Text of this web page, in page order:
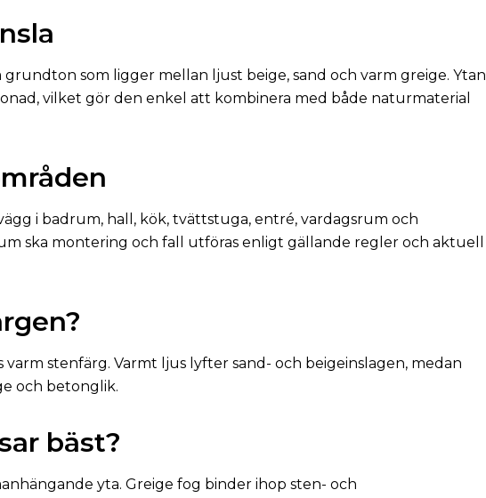
som ligger mellan ljust beige, sand och varm greige. Ytan
vilket gör den enkel att kombinera med både naturmaterial
i badrum, hall, kök, tvättstuga, entré, vardagsrum och
ska montering och fall utföras enligt gällande regler och aktuell
stenfärg. Varmt ljus lyfter sand- och beigeinslagen, medan
och betonglik.
bäst?
yta. Greige fog binder ihop sten- och